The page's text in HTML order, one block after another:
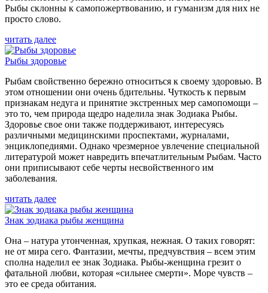
Рыбы склонны к самопожертвованию, и гуманизм для них не
просто слово.
читать далее
Рыбы здоровье
Рыбам свойственно бережно относиться к своему здоровью. В
этом отношении они очень бдительны. Чуткость к первым
признакам недуга и принятие экстренных мер самопомощи –
это то, чем природа щедро наделила знак Зодиака Рыбы.
Здоровье свое они также поддерживают, интересуясь
различными медицинскими проспектами, журналами,
энциклопедиями. Однако чрезмерное увлечение специальной
литературой может навредить впечатлительным Рыбам. Часто
они приписывают себе черты несвойственного им
заболевания.
читать далее
Знак зодиака рыбы женщина
Она – натура утонченная, хрупкая, нежная. О таких говорят:
не от мира сего. Фантазии, мечты, предчувствия – всем этим
сполна наделил ее знак Зодиака. Рыбы-женщина грезит о
фатальной любви, которая «сильнее смерти». Море чувств –
это ее среда обитания.